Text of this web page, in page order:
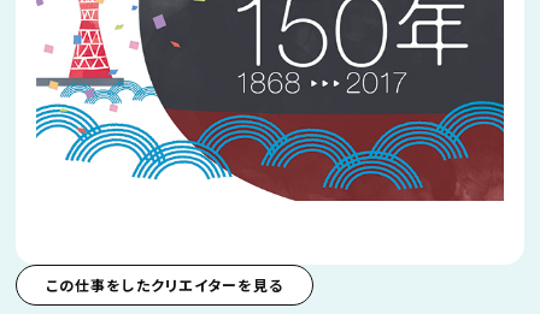
この仕事をしたクリエイターを見る